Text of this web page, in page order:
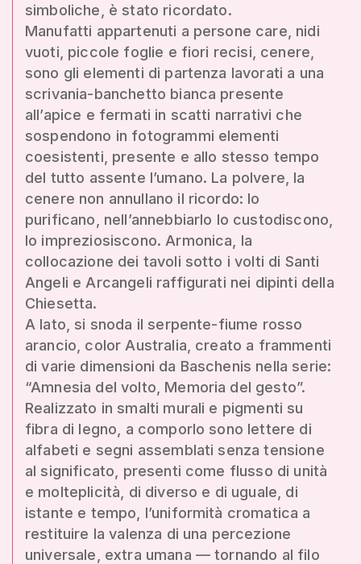
simboliche, è stato ricordato.
Manufatti appartenuti a persone care, nidi
vuoti, piccole foglie e fiori recisi, cenere,
sono gli elementi di partenza lavorati a una
scrivania-banchetto bianca presente
all’apice e fermati in scatti narrativi che
sospendono in fotogrammi elementi
coesistenti, presente e allo stesso tempo
del tutto assente l’umano. La polvere, la
cenere non annullano il ricordo: lo
purificano, nell’annebbiarlo lo custodiscono,
lo impreziosiscono. Armonica, la
collocazione dei tavoli sotto i volti di Santi
Angeli e Arcangeli raffigurati nei dipinti della
Chiesetta.
A lato, si snoda il serpente-fiume rosso
arancio, color Australia, creato a frammenti
di varie dimensioni da Baschenis nella serie:
“Amnesia del volto, Memoria del gesto”.
Realizzato in smalti murali e pigmenti su
fibra di legno, a comporlo sono lettere di
alfabeti e segni assemblati senza tensione
al significato, presenti come flusso di unità
e molteplicità, di diverso e di uguale, di
istante e tempo, l’uniformità cromatica a
restituire la valenza di una percezione
universale, extra umana — tornando al filo